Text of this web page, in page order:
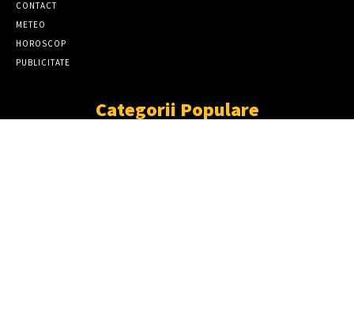
CONTACT
METEO
HOROSCOP
PUBLICITATE
Categorii Populare